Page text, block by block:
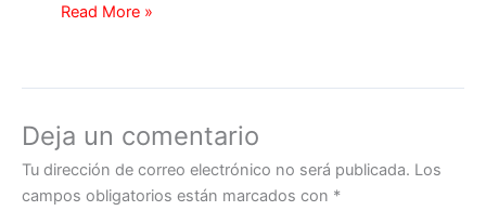
Read More »
Deja un comentario
Tu dirección de correo electrónico no será publicada. Los
campos obligatorios están marcados con *